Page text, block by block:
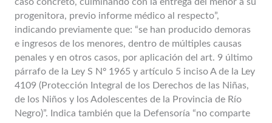
caso concreto, culminando con la entrega del menor a su
progenitora, previo informe médico al respecto”,
indicando previamente que: “se han producido demoras
e ingresos de los menores, dentro de múltiples causas
penales y en otros casos, por aplicación del art. 9 último
párrafo de la Ley S Nº 1965 y artículo 5 inciso A de la Ley
4109 (Protección Integral de los Derechos de las Niñas,
de los Niños y los Adolescentes de la Provincia de Río
Negro)”. Indica también que la Defensoría “no comparte